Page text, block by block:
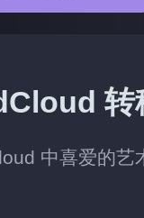
中喜爱的艺